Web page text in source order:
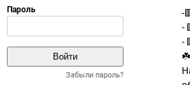
Забыли пароль?
-
-
-